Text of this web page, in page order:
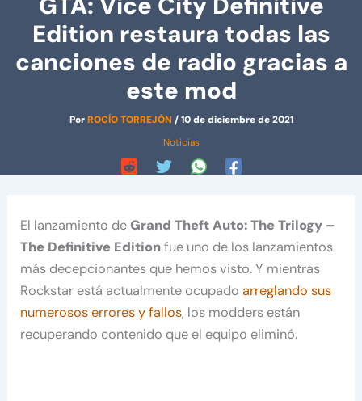
Edition restaura todas las
canciones de radio gracias a
este mod
PorROCÍO TORREJÓN /10 de diciembre de 2021
Noticias
El lanzamiento deGrand Theft Auto: The Trilogy –
The Definitive Editionfue uno de los lanzamientos
más decepcionantes que hemos visto. Y mientras
Rockstar está actualmente ocupadoarreglando sus
numerosos errores y fallos, los modders están
recuperando contenido que el equipo eliminó.